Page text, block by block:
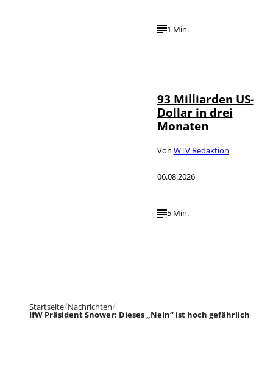
1 Min.
93 Milliarden US-
Dollar in drei
Monaten
Von WTV Redaktion
06.08.2026
5 Min.
Startseite Nachrichten
IfW Präsident Snower: Dieses „Nein“ ist hoch gefährlich